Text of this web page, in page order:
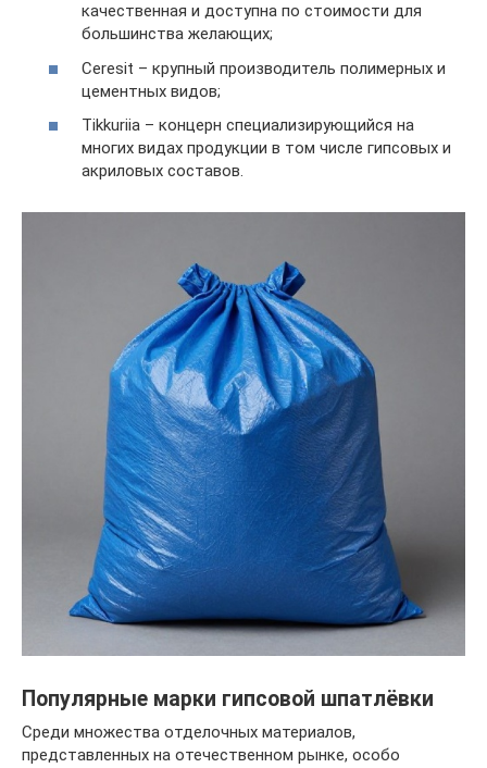
качественная и доступна по стоимости для
большинства желающих;
Сeresit – крупный производитель полимерных и
цементных видов;
Tikkuriia – концерн специализирующийся на
многих видах продукции в том числе гипсовых и
акриловых составов.
Популярные марки гипсовой шпатлёвки
Среди множества отделочных материалов,
представленных на отечественном рынке, особо